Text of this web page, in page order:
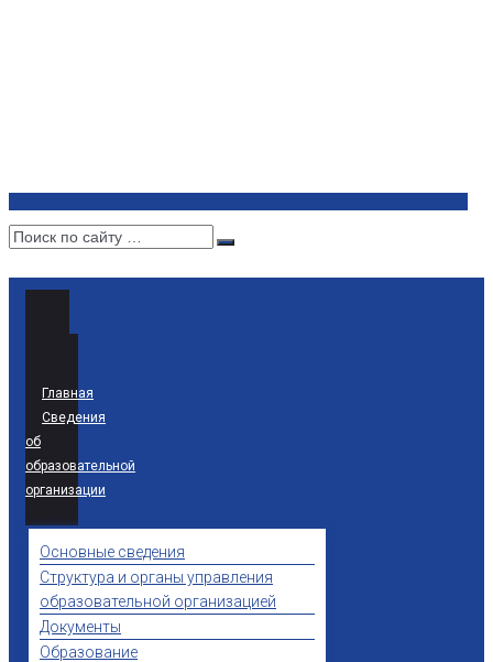
Главная
Сведения
об
образовательной
организации
Основные сведения
Структура и органы управления
образовательной организацией
Документы
Образование